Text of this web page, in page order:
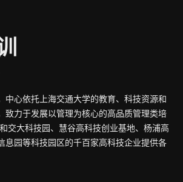
中心依托上海交通大学的教育、科技资源和
致力于发展以管理为核心的高品质管理类培
交大科技园、慧谷高科技创业基地、杨浦高
息园等科技园区的千百家高科技企业提供各